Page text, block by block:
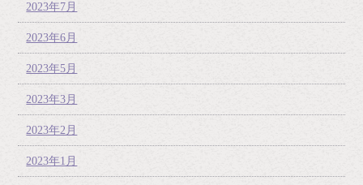
2023年7月
2023年6月
2023年5月
2023年3月
2023年2月
2023年1月